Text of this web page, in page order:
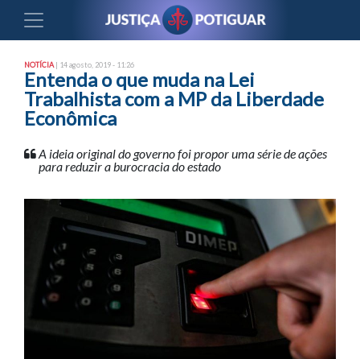
NOTÍCIA | 14 agosto, 2019 - 11:26
Entenda o que muda na Lei
Trabalhista com a MP da Liberdade
Econômica
A ideia original do governo foi propor uma série de ações
para reduzir a burocracia do estado